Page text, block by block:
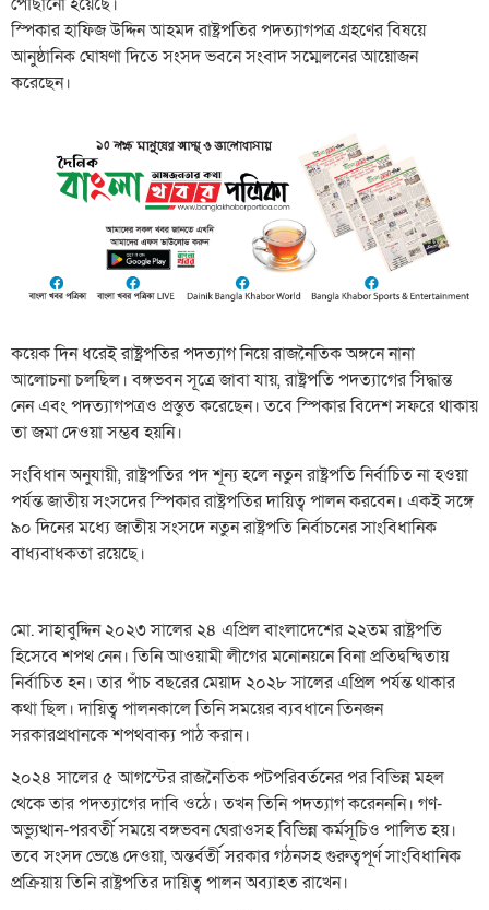
স্পিকার হাফিজ উদ্দিন আহমদ রাষ্ট্রপতির পদত্যাগপত্র গ্রহণের বিষয়ে
আনুষ্ঠানিক ঘোষণা দিতে সংসদ ভবনে সংবাদ সম্মেলনের আয়োজন
করেছেন।
কয়েক দিন ধরেই রাষ্ট্রপতির পদত্যাগ নিয়ে রাজনৈতিক অঙ্গনে নানা
আলোচনা চলছিল। বঙ্গভবন সূত্রে জাবা যায়, রাষ্ট্রপতি পদত্যাগের সিদ্ধান্ত
নেন এবং পদত্যাগপত্রও প্রস্তুত করেছেন। তবে স্পিকার বিদেশ সফরে থাকায়
তা জমা দেওয়া সম্ভব হয়নি।
সংবিধান অনুযায়ী, রাষ্ট্রপতির পদ শূন্য হলে নতুন রাষ্ট্রপতি নির্বাচিত না হওয়া
পর্যন্ত জাতীয় সংসদের স্পিকার রাষ্ট্রপতির দায়িত্ব পালন করবেন। একই সঙ্গে
৯০ দিনের মধ্যে জাতীয় সংসদে নতুন রাষ্ট্রপতি নির্বাচনের সাংবিধানিক
বাধ্যবাধকতা রয়েছে।
মো. সাহাবুদ্দিন ২০২৩ সালের ২৪ এপ্রিল বাংলাদেশের ২২তম রাষ্ট্রপতি
হিসেবে শপথ নেন। তিনি আওয়ামী লীগের মনোনয়নে বিনা প্রতিদ্বন্দ্বিতায়
নির্বাচিত হন। তার পাঁচ বছরের মেয়াদ ২০২৮ সালের এপ্রিল পর্যন্ত থাকার
কথা ছিল। দায়িত্ব পালনকালে তিনি সময়ের ব্যবধানে তিনজন
সরকারপ্রধানকে শপথবাক্য পাঠ করান।
২০২৪ সালের ৫ আগস্টের রাজনৈতিক পটপরিবর্তনের পর বিভিন্ন মহল
থেকে তার পদত্যাগের দাবি ওঠে। তখন তিনি পদত্যাগ করেনননি। গণ-
অভ্যুত্থান-পরবর্তী সময়ে বঙ্গভবন ঘেরাওসহ বিভিন্ন কর্মসূচিও পালিত হয়।
তবে সংসদ ভেঙে দেওয়া, অন্তর্বর্তী সরকার গঠনসহ গুরুত্বপূর্ণ সাংবিধানিক
প্রক্রিয়ায় তিনি রাষ্ট্রপতির দায়িত্ব পালন অব্যাহত রাখেন।